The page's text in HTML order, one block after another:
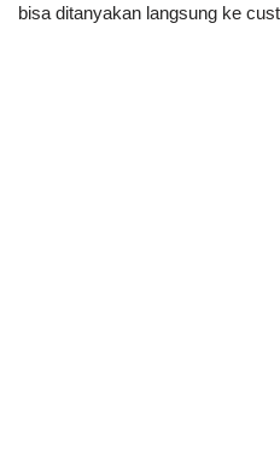
bisa ditanyakan langsung ke